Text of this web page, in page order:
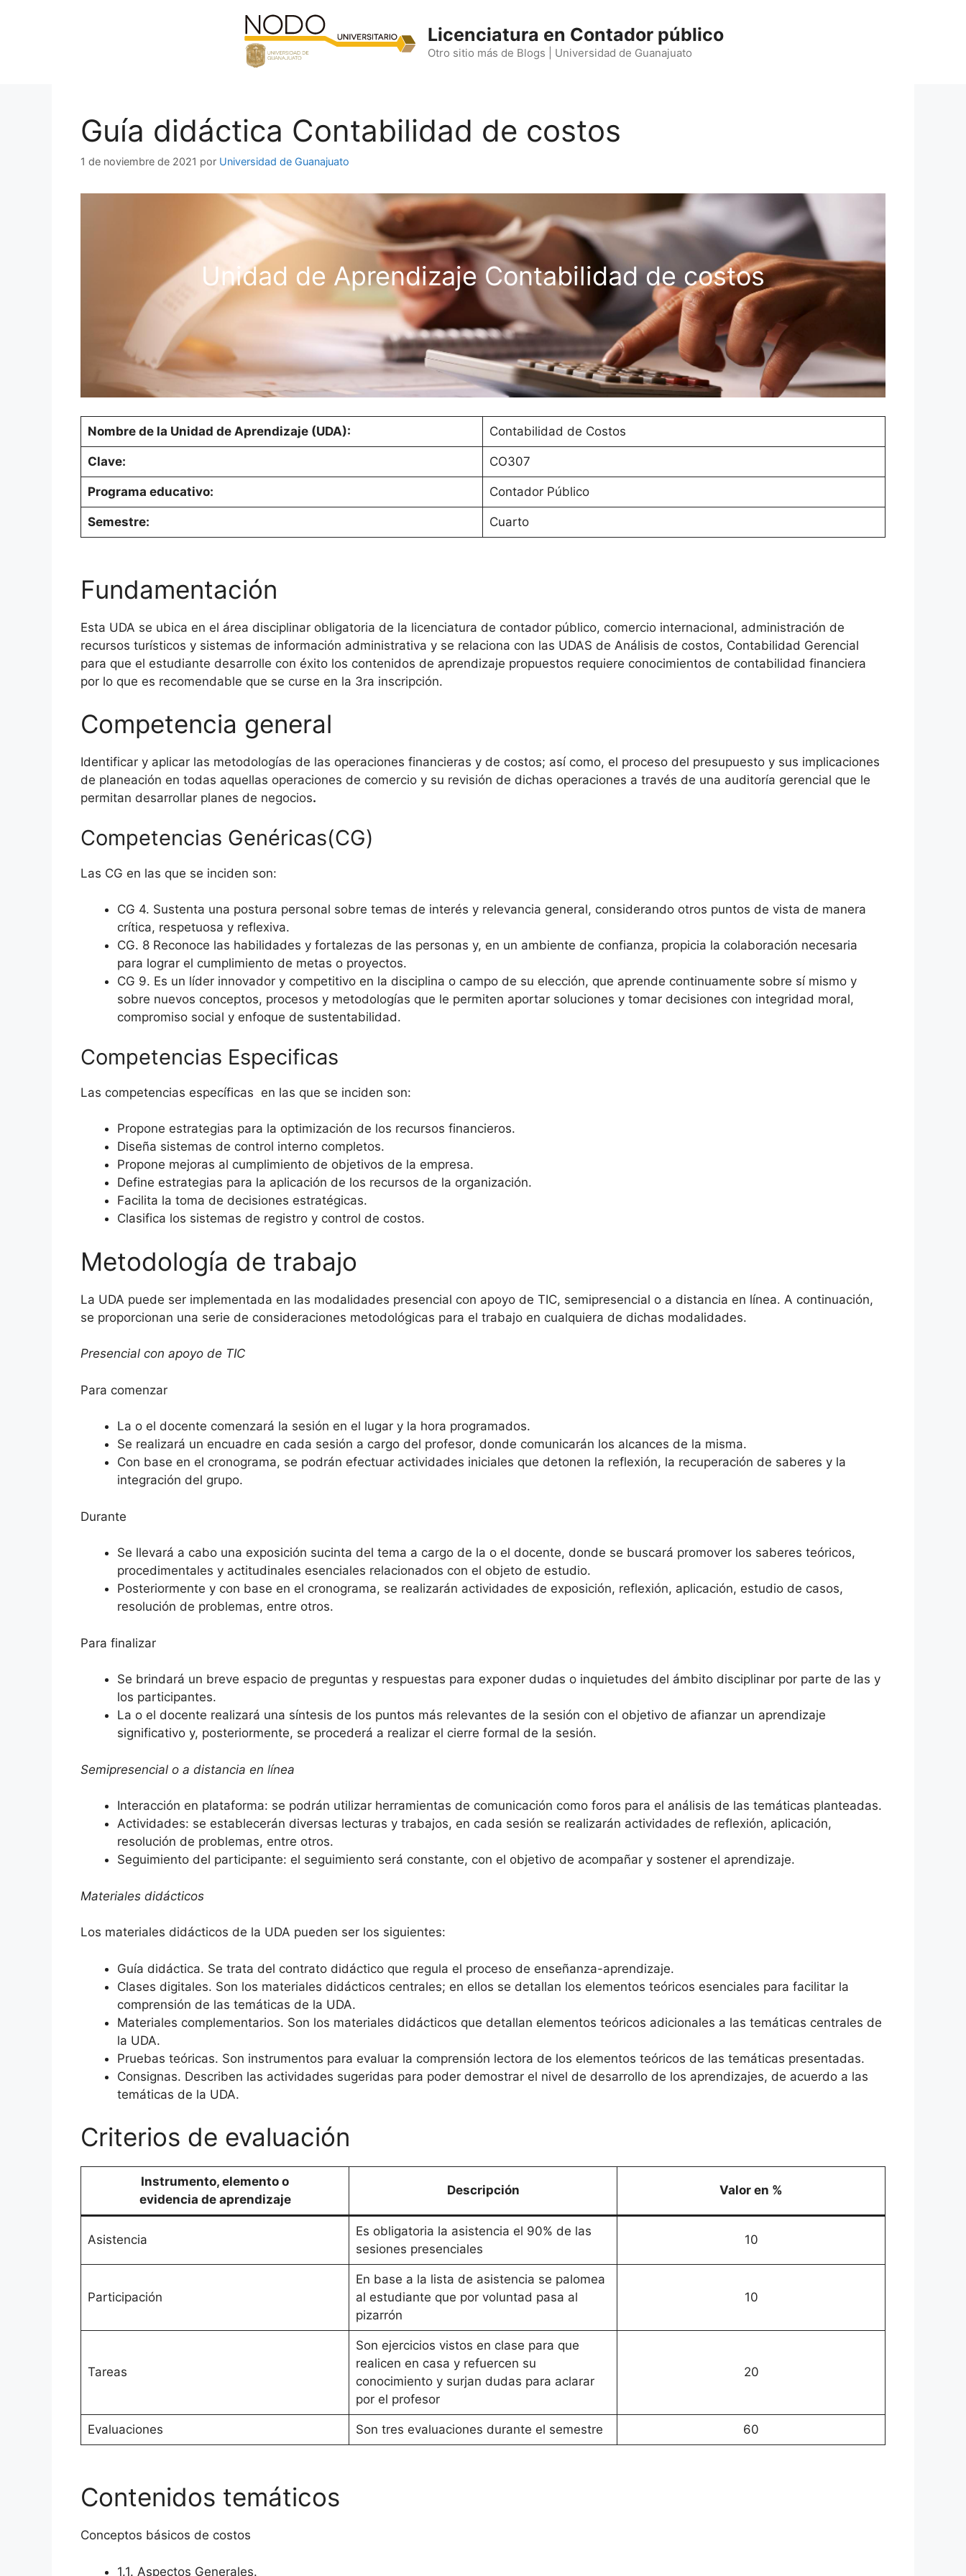
Licenciatura en Contador público
Otro sitio más de Blogs | Universidad de Guanajuato
Guía didáctica Contabilidad de costos
1 de noviembre de 2021 por Universidad de Guanajuato
Unidad de Aprendizaje Contabilidad de costos
Nombre de la Unidad de Aprendizaje (UDA): Contabilidad de Costos
Clave: CO307
Programa educativo: Contador Público
Semestre: Cuarto
Fundamentación
Esta UDA se ubica en el área disciplinar obligatoria de la licenciatura de contador público, comercio internacional, administración de
recursos turísticos y sistemas de información administrativa y se relaciona con las UDAS de Análisis de costos, Contabilidad Gerencial
para que el estudiante desarrolle con éxito los contenidos de aprendizaje propuestos requiere conocimientos de contabilidad financiera
por lo que es recomendable que se curse en la 3ra inscripción.
Competencia general
Identificar y aplicar las metodologías de las operaciones financieras y de costos; así como, el proceso del presupuesto y sus implicaciones
de planeación en todas aquellas operaciones de comercio y su revisión de dichas operaciones a través de una auditoría gerencial que le
permitan desarrollar planes de negocios.
Competencias Genéricas(CG)
Las CG en las que se inciden son:
CG 4. Sustenta una postura personal sobre temas de interés y relevancia general, considerando otros puntos de vista de manera
crítica, respetuosa y reflexiva.
CG. 8 Reconoce las habilidades y fortalezas de las personas y, en un ambiente de confianza, propicia la colaboración necesaria
para lograr el cumplimiento de metas o proyectos.
CG 9. Es un líder innovador y competitivo en la disciplina o campo de su elección, que aprende continuamente sobre sí mismo y
sobre nuevos conceptos, procesos y metodologías que le permiten aportar soluciones y tomar decisiones con integridad moral,
compromiso social y enfoque de sustentabilidad.
Competencias Especificas
Las competencias específicas en las que se inciden son:
Propone estrategias para la optimización de los recursos financieros.
Diseña sistemas de control interno completos.
Propone mejoras al cumplimiento de objetivos de la empresa.
Define estrategias para la aplicación de los recursos de la organización.
Facilita la toma de decisiones estratégicas.
Clasifica los sistemas de registro y control de costos.
Metodología de trabajo
La UDA puede ser implementada en las modalidades presencial con apoyo de TIC, semipresencial o a distancia en línea. A continuación,
se proporcionan una serie de consideraciones metodológicas para el trabajo en cualquiera de dichas modalidades.
Presencial con apoyo de TIC
Para comenzar
La o el docente comenzará la sesión en el lugar y la hora programados.
Se realizará un encuadre en cada sesión a cargo del profesor, donde comunicarán los alcances de la misma.
Con base en el cronograma, se podrán efectuar actividades iniciales que detonen la reflexión, la recuperación de saberes y la
integración del grupo.
Durante
Se llevará a cabo una exposición sucinta del tema a cargo de la o el docente, donde se buscará promover los saberes teóricos,
procedimentales y actitudinales esenciales relacionados con el objeto de estudio.
Posteriormente y con base en el cronograma, se realizarán actividades de exposición, reflexión, aplicación, estudio de casos,
resolución de problemas, entre otros.
Para finalizar
Se brindará un breve espacio de preguntas y respuestas para exponer dudas o inquietudes del ámbito disciplinar por parte de las y
los participantes.
La o el docente realizará una síntesis de los puntos más relevantes de la sesión con el objetivo de afianzar un aprendizaje
significativo y, posteriormente, se procederá a realizar el cierre formal de la sesión.
Semipresencial o a distancia en línea
Interacción en plataforma: se podrán utilizar herramientas de comunicación como foros para el análisis de las temáticas planteadas.
Actividades: se establecerán diversas lecturas y trabajos, en cada sesión se realizarán actividades de reflexión, aplicación,
resolución de problemas, entre otros.
Seguimiento del participante: el seguimiento será constante, con el objetivo de acompañar y sostener el aprendizaje.
Materiales didácticos
Los materiales didácticos de la UDA pueden ser los siguientes:
Guía didáctica. Se trata del contrato didáctico que regula el proceso de enseñanza-aprendizaje.
Clases digitales. Son los materiales didácticos centrales; en ellos se detallan los elementos teóricos esenciales para facilitar la
comprensión de las temáticas de la UDA.
Materiales complementarios. Son los materiales didácticos que detallan elementos teóricos adicionales a las temáticas centrales de
la UDA.
Pruebas teóricas. Son instrumentos para evaluar la comprensión lectora de los elementos teóricos de las temáticas presentadas.
Consignas. Describen las actividades sugeridas para poder demostrar el nivel de desarrollo de los aprendizajes, de acuerdo a las
temáticas de la UDA.
Criterios de evaluación
Instrumento, elemento o
evidencia de aprendizaje
Descripción Valor en %
Asistencia
Es obligatoria la asistencia el 90% de las
sesiones presenciales
10
Participación
En base a la lista de asistencia se palomea
al estudiante que por voluntad pasa al
pizarrón
10
Tareas
Son ejercicios vistos en clase para que
realicen en casa y refuercen su
conocimiento y surjan dudas para aclarar
por el profesor
20
Evaluaciones Son tres evaluaciones durante el semestre 60
Contenidos temáticos
Conceptos básicos de costos
1.1. Aspectos Generales.